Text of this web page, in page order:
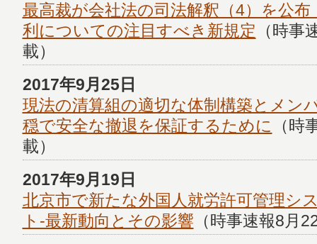
最高裁が会社法の司法解釈（4）を公
利についての注目すべき新規定 （時事
載）
2017年9月25日
現法の清算組の適切な体制構築とメン
穏で安全な撤退を保証するために
（時
載）
2017年9月19日
北京市で新たな外国人就労許可管理シ
ト-最新動向とその影響 （時事速報8月